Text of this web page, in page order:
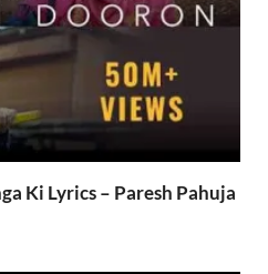
Ki Lyrics – Paresh Pahuja